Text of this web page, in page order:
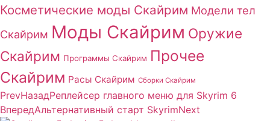
Косметические моды Скайрим Модели тел
Скайрим Моды Скайрим Оружие
Скайрим Программы Скайрим Прочее
Скайрим Расы Скайрим Сборки Скайрим
PrevНазадРеплейсер главного меню для Skyrim 6
ВпередАльтернативный старт SkyrimNext